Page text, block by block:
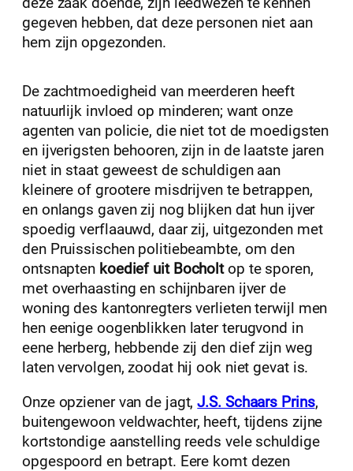
gegeven hebben, dat deze personen niet aan
hem zijn opgezonden.
De zachtmoedigheid van meerderen heeft
natuurlijk invloed op minderen; want onze
agenten van policie, die niet tot de moedigsten
en ijverigsten behooren, zijn in de laatste jaren
niet in staat geweest de schuldigen aan
kleinere of grootere misdrijven te betrappen,
en onlangs gaven zij nog blijken dat hun ijver
spoedig verflaauwd, daar zij, uitgezonden met
den Pruissischen politiebeambte, om den
ontsnapten koedief uit Bocholtop te sporen,
met overhaasting en schijnbaren ijver de
woning des kantonregters verlieten terwijl men
hen eenige oogenblikken later terugvond in
eene herberg, hebbende zij den dief zijn weg
laten vervolgen, zoodat hij ook niet gevat is.
Onze opziener van de jagt,J.S. Schaars Prins,
buitengewoon veldwachter, heeft, tijdens zijne
kortstondige aanstelling reeds vele schuldige
opgespoord en betrapt. Eere komt dezen